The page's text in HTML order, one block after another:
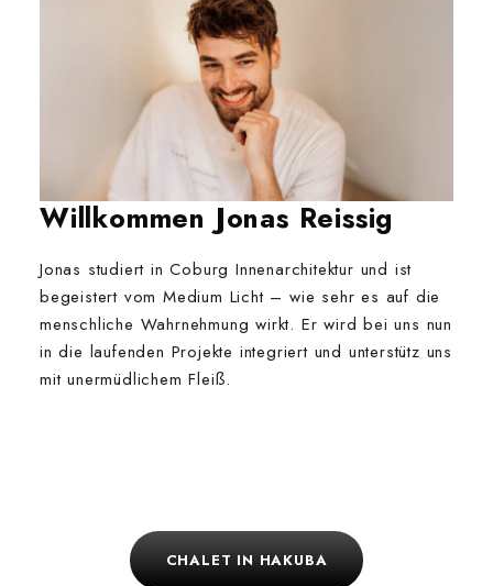
Willkommen Jonas Reissig
Jonas studiert in Coburg Innenarchitektur und ist
begeistert vom Medium Licht – wie sehr es auf die
menschliche Wahrnehmung wirkt. Er wird bei uns nun
in die laufenden Projekte integriert und unterstütz uns
mit unermüdlichem Fleiß.
CHALET IN HAKUBA